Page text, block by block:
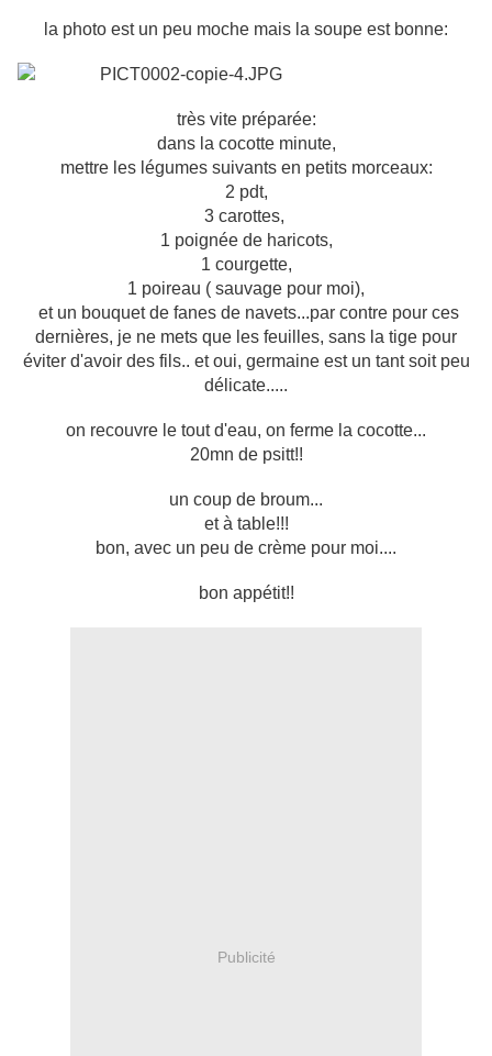
la photo est un peu moche mais la soupe est bonne:
très vite préparée:
dans la cocotte minute,
mettre les légumes suivants en petits morceaux:
2 pdt,
3 carottes,
1 poignée de haricots,
1 courgette,
1 poireau ( sauvage pour moi),
et un bouquet de fanes de navets...par contre pour ces
dernières, je ne mets que les feuilles, sans la tige pour
éviter d'avoir des fils.. et oui, germaine est un tant soit peu
délicate.....
on recouvre le tout d'eau, on ferme la cocotte...
20mn de psitt!!
un coup de broum...
et à table!!!
bon, avec un peu de crème pour moi....
bon appétit!!
Publicité